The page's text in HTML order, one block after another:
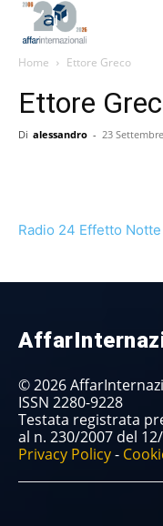
Home Ettore Greco
Ettore
Di alessandro - 23
Radio 24 Effetto Notte
© 2026
ISSN 2280-9228
Testata registrata
al n. 230/2007 del
Privacy Policy-